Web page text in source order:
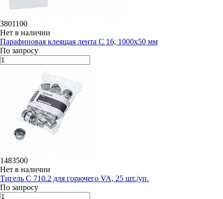
3801100
Нет в наличии
Парафиновая клеящая лента C 16, 1000х50 мм
По запросу
1483500
Нет в наличии
Тигель C 710.2 для горючего VA, 25 шт./уп.
По запросу